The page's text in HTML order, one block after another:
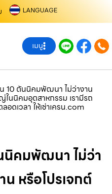
LANGUAGE
เมนู
น 10 ตันนิคมพัฒนา ไม่ว่างาน
ในนิคมอุตสาหกรรม เรามีรถ
ดเวลา ให้เช่าเครน.com
นิคมพัฒนา ไม่ว่า
น หรือโปรเจกต์